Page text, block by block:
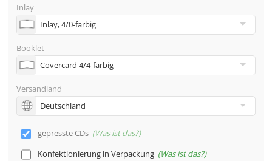
Inlay
Booklet
Versandland
gepresste CDs Was ist das?
Konfektionierung in Verpackung Was ist das?